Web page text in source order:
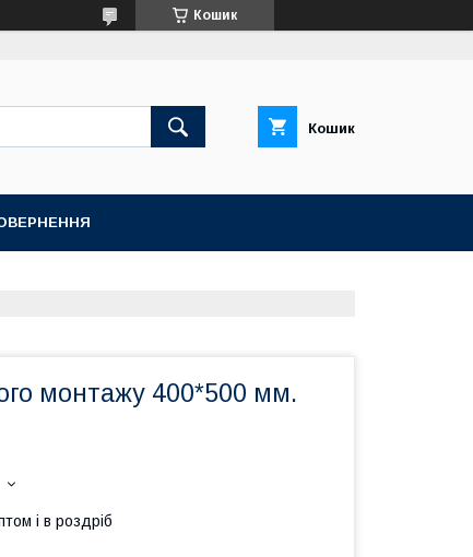
Кошик
Кошик
монтажу 400*500 мм.
і в роздріб